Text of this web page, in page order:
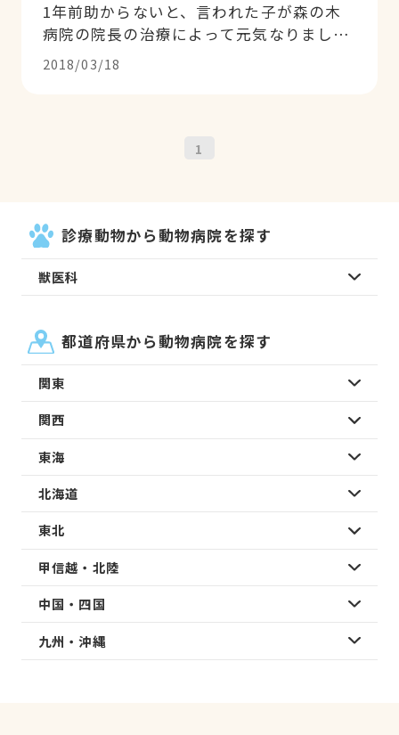
1年前助からないと、言われた子が森の木
病院の院長の治療によって元気なりました
手厚いサポート感謝しています
2018/03/18
1
診療動物から動物病院を探す
獣医科
都道府県から動物病院を探す
関東
関西
東海
北海道
東北
甲信越・北陸
中国・四国
九州・沖縄